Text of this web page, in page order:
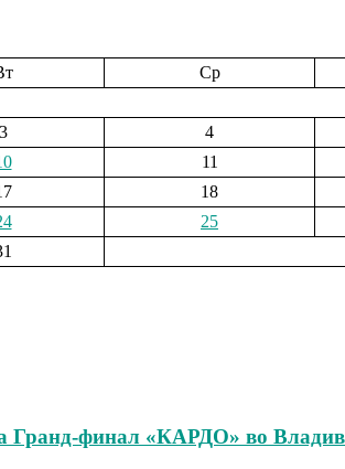
Ср
3 4
11
18
25
Гранд-финал «КАРДО» во